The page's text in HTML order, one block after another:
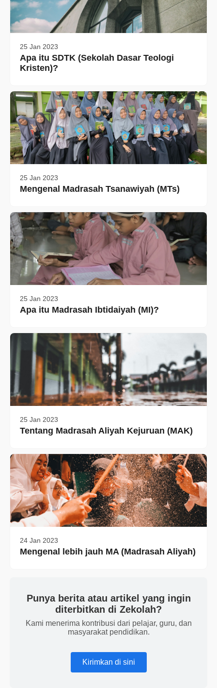
25 Jan 2023
Apa itu SDTK (Sekolah Dasar Teologi
Kristen)?
25 Jan 2023
Mengenal Madrasah Tsanawiyah (MTs)
25 Jan 2023
Apa itu Madrasah Ibtidaiyah (MI)?
25 Jan 2023
Tentang Madrasah Aliyah Kejuruan (MAK)
24 Jan 2023
Mengenal lebih jauh MA (Madrasah Aliyah)
Punya berita atau artikel yang ingin
diterbitkan di Zekolah?
Kami menerima kontribusi dari pelajar, guru, dan
masyarakat pendidikan.
Kirimkan di sini